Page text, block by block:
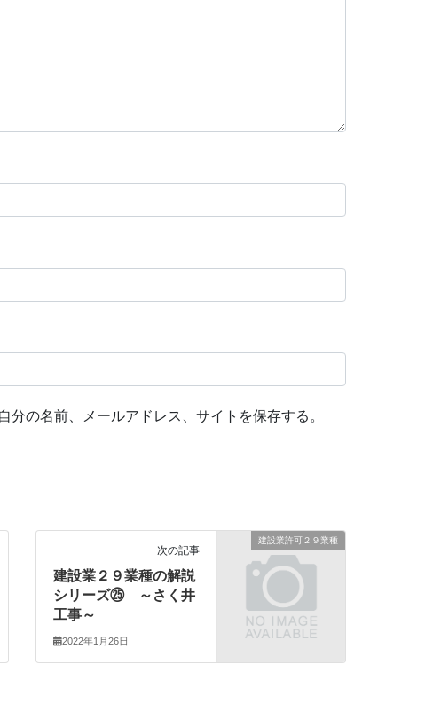
の名前、メールアドレス、サイトを保存する。
建設業許可２９業種
次の記事
建設業２９業種の解説
シリーズ㉕ ～さく井
工事～
2022年1月26日